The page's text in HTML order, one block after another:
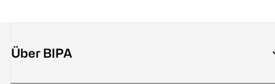
Über BIPA